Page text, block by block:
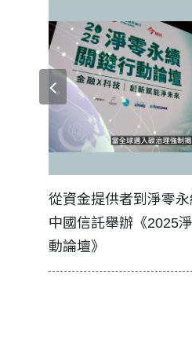
醫務
從資金提供者到淨零永
中國信託舉辦《2025
動論壇》